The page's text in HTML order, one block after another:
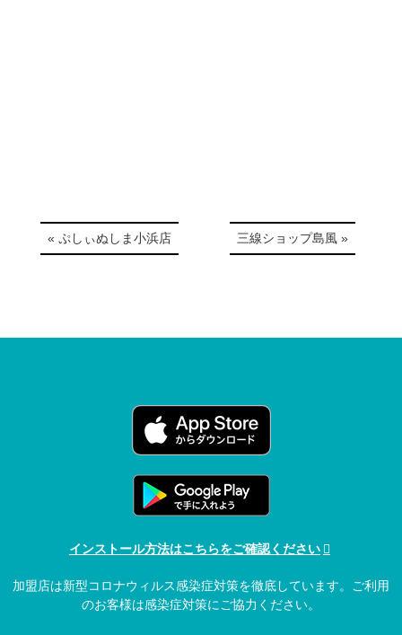
« ぷしぃぬしま小浜店 三線ショップ島風 »
インストール方法はこちらをご確認ください
加盟店は新型コロナウィルス感染症対策を徹底しています。ご利用
のお客様は感染症対策にご協力ください。